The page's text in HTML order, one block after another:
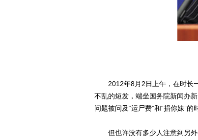
2012年8月2日上午，在时长一
不乱的短发，端坐国务院新闻办
问题被问及“运尸费”和“捐你妹”的
但也许没有多少人注意到另外